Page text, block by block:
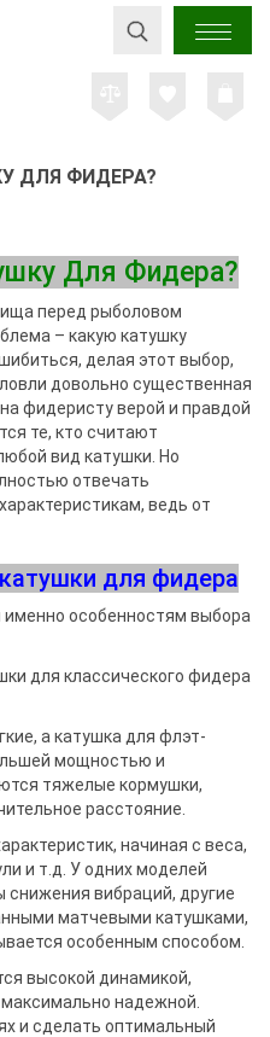
ДЛЯ ФИДЕРА?
Для Фидера?
перед рыболовом
– какую катушку
делая этот выбор,
довольно существенная
фидеристу верой и правдой
те, кто считают
вид катушки. Но
отвечать
ведь от
для фидера
особенностям выбора
для классического фидера
а катушка для флэт-
мощностью и
тяжелые кормушки,
расстояние.
начиная с веса,
и т.д. У одних моделей
снижения вибраций, другие
матчевыми катушками,
особенным способом.
высокой динамикой,
надежной.
и сделать оптимальный